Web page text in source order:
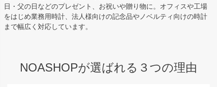
日・父の日などのプレゼント、お祝いや贈り物に。オフィスや工場
をはじめ業務用時計、法人様向けの記念品やノベルティ向けの時計
まで幅広く対応しています。
NOASHOPが選ばれる３つの理由